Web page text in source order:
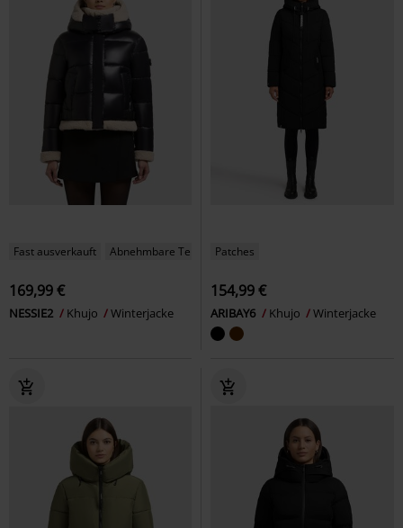
Fast ausverkauft Abnehmbare Teile
169,99 €
NESSIE2 Khujo Winterjacke
Patches
154,99 €
ARIBAY6 Khujo Winterjacke